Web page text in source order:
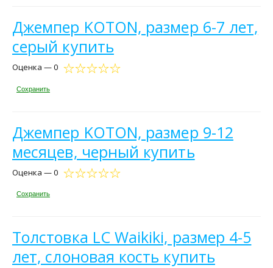
Джемпер KOTON, размер 6-7 лет,
серый купить
Оценка — 0
Сохранить
Джемпер KOTON, размер 9-12
месяцев, черный купить
Оценка — 0
Сохранить
Толстовка LC Waikiki, размер 4-5
лет, слоновая кость купить